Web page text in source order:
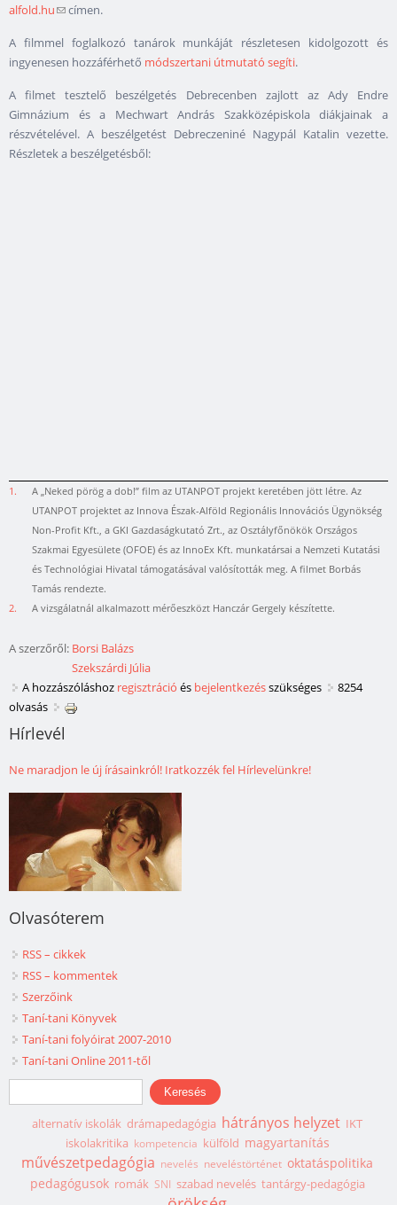
alfold.hu(link sends e-mail)
címen.
A filmmel foglalkozó tanárok munkáját részletesen kidolgozott és
ingyenesen hozzáférhető módszertani útmutató segíti.
A filmet tesztelő beszélgetés Debrecenben zajlott az Ady Endre
Gimnázium és a Mechwart András Szakközépiskola diákjainak a
részvételével. A beszélgetést Debreczeniné Nagypál Katalin vezette.
Részletek a beszélgetésből:
1.
A „Neked pörög a dob!” film az UTANPOT projekt keretében jött létre. Az
UTANPOT projektet az Innova Észak-Alföld Regionális Innovációs Ügynökség
Non-Profit Kft., a GKI Gazdaságkutató Zrt., az Osztályfőnökök Országos
Szakmai Egyesülete (OFOE) és az InnoEx Kft. munkatársai a Nemzeti Kutatási
és Technológiai Hivatal támogatásával valósították meg. A filmet Borbás
Tamás rendezte.
2.
A vizsgálatnál alkalmazott mérőeszközt Hanczár Gergely készítette.
A szerzőről: Borsi Balázs
Szekszárdi Júlia
A hozzászóláshoz regisztráció és bejelentkezésszükséges
8254
olvasás
Hírlevél
Ne maradjon le új írásainkról! Iratkozzék fel Hírlevelünkre!
Olvasóterem
RSS – cikkek
RSS – kommentek
Szerzőink
Taní-tani Könyvek
Taní-tani folyóirat 2007-2010
Taní-tani Online 2011-től
Keresés űrlap
Keresés
alternatív iskolák drámapedagógia hátrányos helyzet IKT
iskolakritika kompetencia külföld magyartanítás
művészetpedagógia nevelés neveléstörténet oktatáspolitika
pedagógusok romák SNI szabad nevelés tantárgy-pedagógia